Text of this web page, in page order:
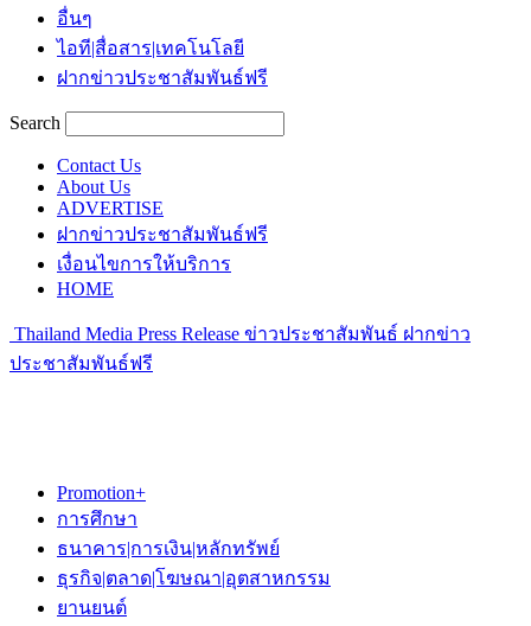
อื่นๆ
ไอที|สื่อสาร|เทคโนโลยี
ฝากข่าวประชาสัมพันธ์ฟรี
Search
Contact Us
About Us
ADVERTISE
ฝากข่าวประชาสัมพันธ์ฟรี
เงื่อนไขการให้บริการ
HOME
Thailand Media Press Release ข่าวประชาสัมพันธ์ ฝากข่าว
ประชาสัมพันธ์ฟรี
Promotion+
การศึกษา
ธนาคาร|การเงิน|หลักทรัพย์
ธุรกิจ|ตลาด|โฆษณา|อุตสาหกรรม
ยานยนต์